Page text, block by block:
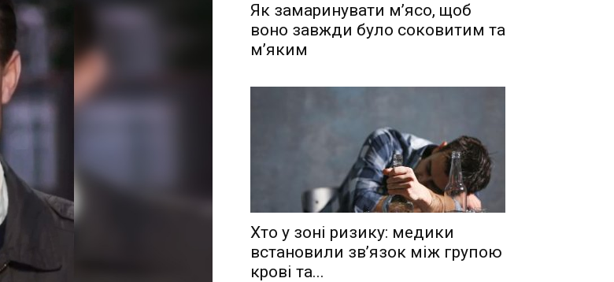
Як замаринувати м’ясо, щоб
воно завжди було соковитим та
м’яким
Хто у зоні ризику: медики
встановили зв’язок між групою
крові та...